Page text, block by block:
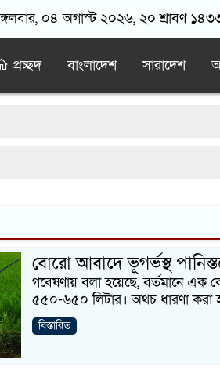
০৪ অগাস্ট ২০২৬, ২০ শ্রাবণ ১৪৩৩
প্রচ্ছদ বাংলাদেশ সারাদেশ
বোরো আবাদে ভূগর্ভস্থ
গবেষণায় বলা হয়েছে, বর্তমানে এক
৫৫০-৬৫০ লিটার। অথচ ধারণা
বিস্তারিত